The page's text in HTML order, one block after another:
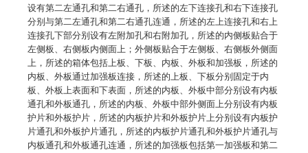
设有第二左通孔和第二右通孔，所述的左下连接孔和右下连接孔
分别与第二左通孔和第二右通孔连通，所述的左上连接孔和右上
连接孔下部分别设有左附加孔和右附加孔，所述的内侧板贴合于
左侧板、右侧板内侧面上；外侧板贴合于左侧板、右侧板外侧面
上，所述的箱体包括上板、下板、内板、外板和加强板，所述的
内板、外板通过加强板连接，所述的上板、下板分别固定于内
板、外板上表面和下表面，所述的内板、外板中部分别设有内板
通孔和外板通孔，所述的内板、外板中部外侧面上分别设有内板
护片和外板护片，所述的内板护片和外板护片上分别设有内板护
片通孔和外板护片通孔，所述的内板护片通孔和外板护片通孔与
内板通孔和外板通孔连通，所述的加强板包括第一加强板和第二